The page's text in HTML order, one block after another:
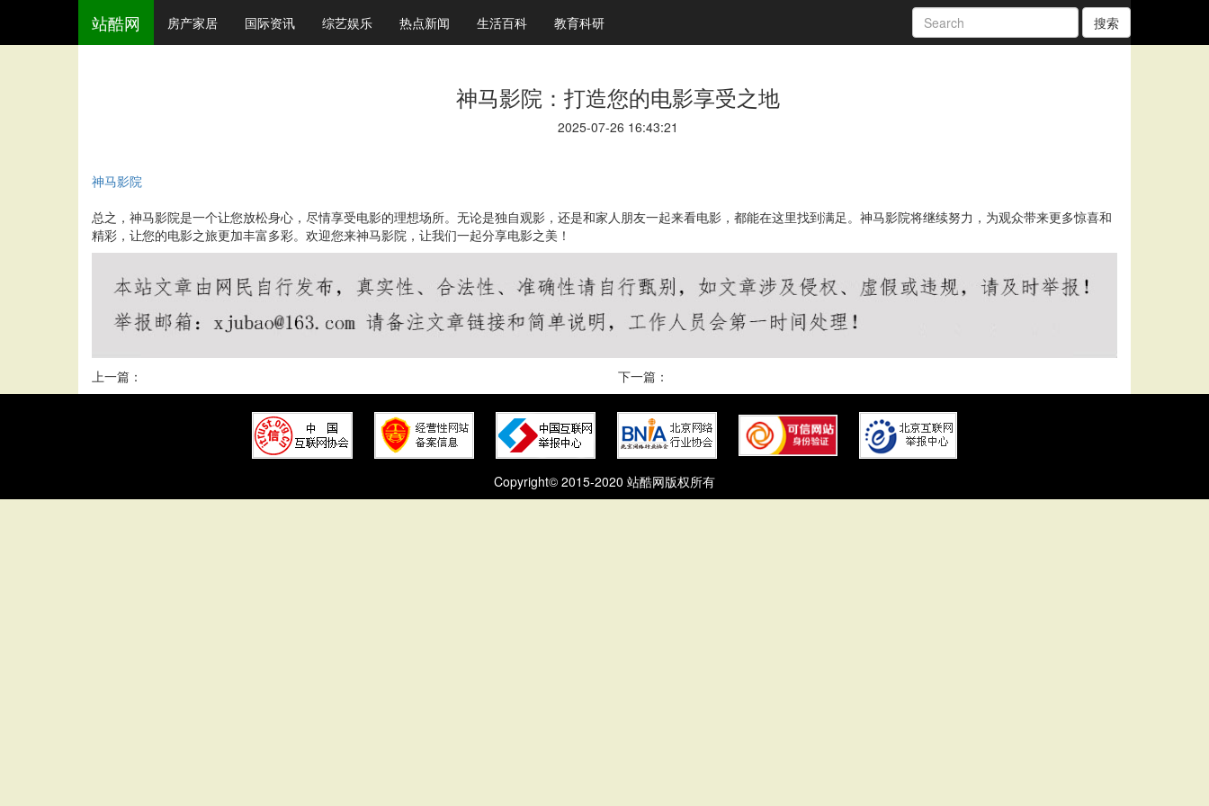
站酷网 房产家居 国际资讯 综艺娱乐 热点新闻 生活百科 教育科研 搜索
神马影院：打造您的电影享受之地
2025-07-26 16:43:21
神马影院
总之，神马影院是一个让您放松身心，尽情享受电影的理想场所。无论是独自观影，还是和家人朋友一起来看电影，都能在这里找到满足。神马影院将继续努力，为观众带来更多惊喜和
精彩，让您的电影之旅更加丰富多彩。欢迎您来神马影院，让我们一起分享电影之美！
上一篇： 下一篇：
Copyright© 2015-2020 站酷网版权所有